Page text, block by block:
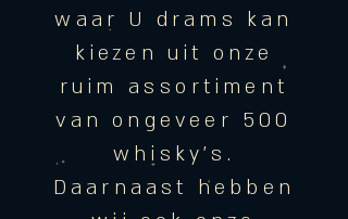
waar U drams kan
kiezen uit onze
ruim assortiment
van ongeveer 500
whisky's.
Daarnaast hebben